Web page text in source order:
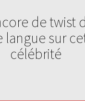
de twist
langue sur
célébrité